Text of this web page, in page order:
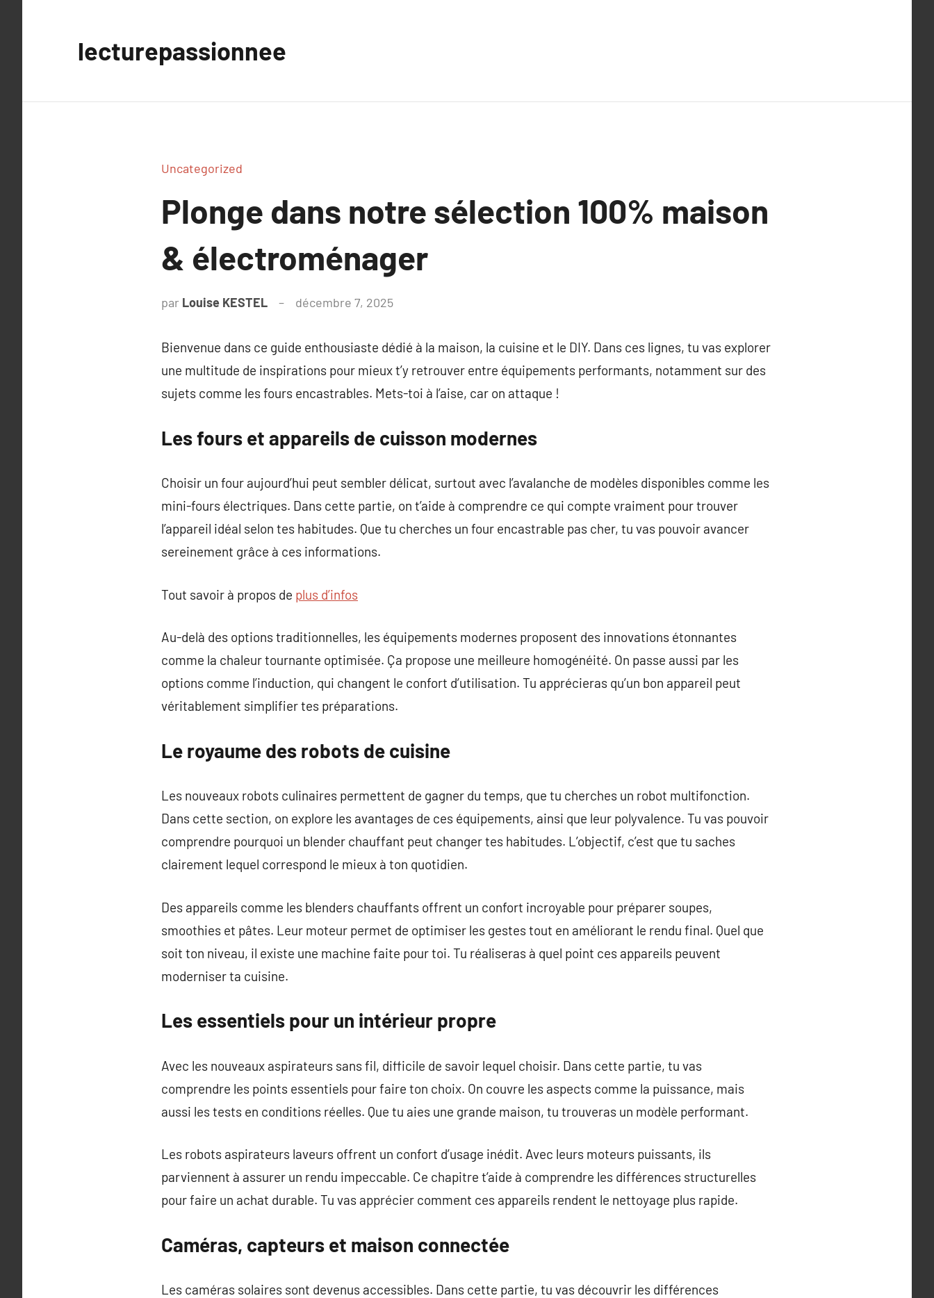
lecturepassionnee
Uncategorized
Plonge dans notre sélection 100% maison
& électroménager
par Louise KESTEL décembre 7, 2025
Bienvenue dans ce guide enthousiaste dédié à la maison, la cuisine et le DIY. Dans ces lignes, tu vas explorer
une multitude de inspirations pour mieux t’y retrouver entre équipements performants, notamment sur des
sujets comme les fours encastrables. Mets-toi à l’aise, car on attaque !
Les fours et appareils de cuisson modernes
Choisir un four aujourd’hui peut sembler délicat, surtout avec l’avalanche de modèles disponibles comme les
mini-fours électriques. Dans cette partie, on t’aide à comprendre ce qui compte vraiment pour trouver
l’appareil idéal selon tes habitudes. Que tu cherches un four encastrable pas cher, tu vas pouvoir avancer
sereinement grâce à ces informations.
Tout savoir à propos de plus d’infos
Au-delà des options traditionnelles, les équipements modernes proposent des innovations étonnantes
comme la chaleur tournante optimisée. Ça propose une meilleure homogénéité. On passe aussi par les
options comme l’induction, qui changent le confort d’utilisation. Tu apprécieras qu’un bon appareil peut
véritablement simplifier tes préparations.
Le royaume des robots de cuisine
Les nouveaux robots culinaires permettent de gagner du temps, que tu cherches un robot multifonction.
Dans cette section, on explore les avantages de ces équipements, ainsi que leur polyvalence. Tu vas pouvoir
comprendre pourquoi un blender chauffant peut changer tes habitudes. L’objectif, c’est que tu saches
clairement lequel correspond le mieux à ton quotidien.
Des appareils comme les blenders chauffants offrent un confort incroyable pour préparer soupes,
smoothies et pâtes. Leur moteur permet de optimiser les gestes tout en améliorant le rendu final. Quel que
soit ton niveau, il existe une machine faite pour toi. Tu réaliseras à quel point ces appareils peuvent
moderniser ta cuisine.
Les essentiels pour un intérieur propre
Avec les nouveaux aspirateurs sans fil, difficile de savoir lequel choisir. Dans cette partie, tu vas
comprendre les points essentiels pour faire ton choix. On couvre les aspects comme la puissance, mais
aussi les tests en conditions réelles. Que tu aies une grande maison, tu trouveras un modèle performant.
Les robots aspirateurs laveurs offrent un confort d’usage inédit. Avec leurs moteurs puissants, ils
parviennent à assurer un rendu impeccable. Ce chapitre t’aide à comprendre les différences structurelles
pour faire un achat durable. Tu vas apprécier comment ces appareils rendent le nettoyage plus rapide.
Caméras, capteurs et maison connectée
Les caméras solaires sont devenus accessibles. Dans cette partie, tu vas découvrir les différences